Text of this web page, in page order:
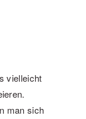
vielleicht
man sich